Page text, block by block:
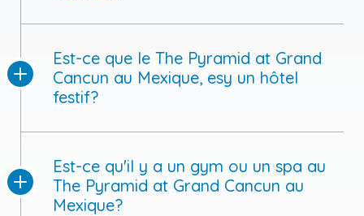
Est-ce que le The Pyramid at Grand
Cancun au Mexique, esy un hôtel
festif?
Est-ce qu'il y a un gym ou un spa au
The Pyramid at Grand Cancun au
Mexique?